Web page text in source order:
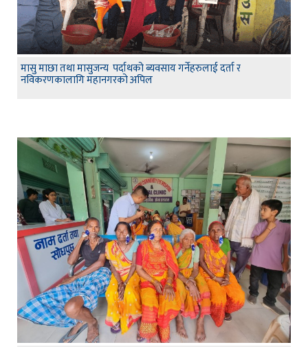
मासु माछा तथा मासुजन्य पर्दाथको ब्यवसाय गर्नेहरुलाई दर्ता र
नविकरणकालागि महानगरको अपिल